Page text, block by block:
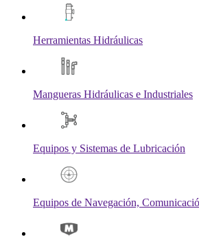
Herramientas Hidráulicas
Mangueras Hidráulicas e Industriales
Equipos y Sistemas de Lubricación
Equipos de Navegación,